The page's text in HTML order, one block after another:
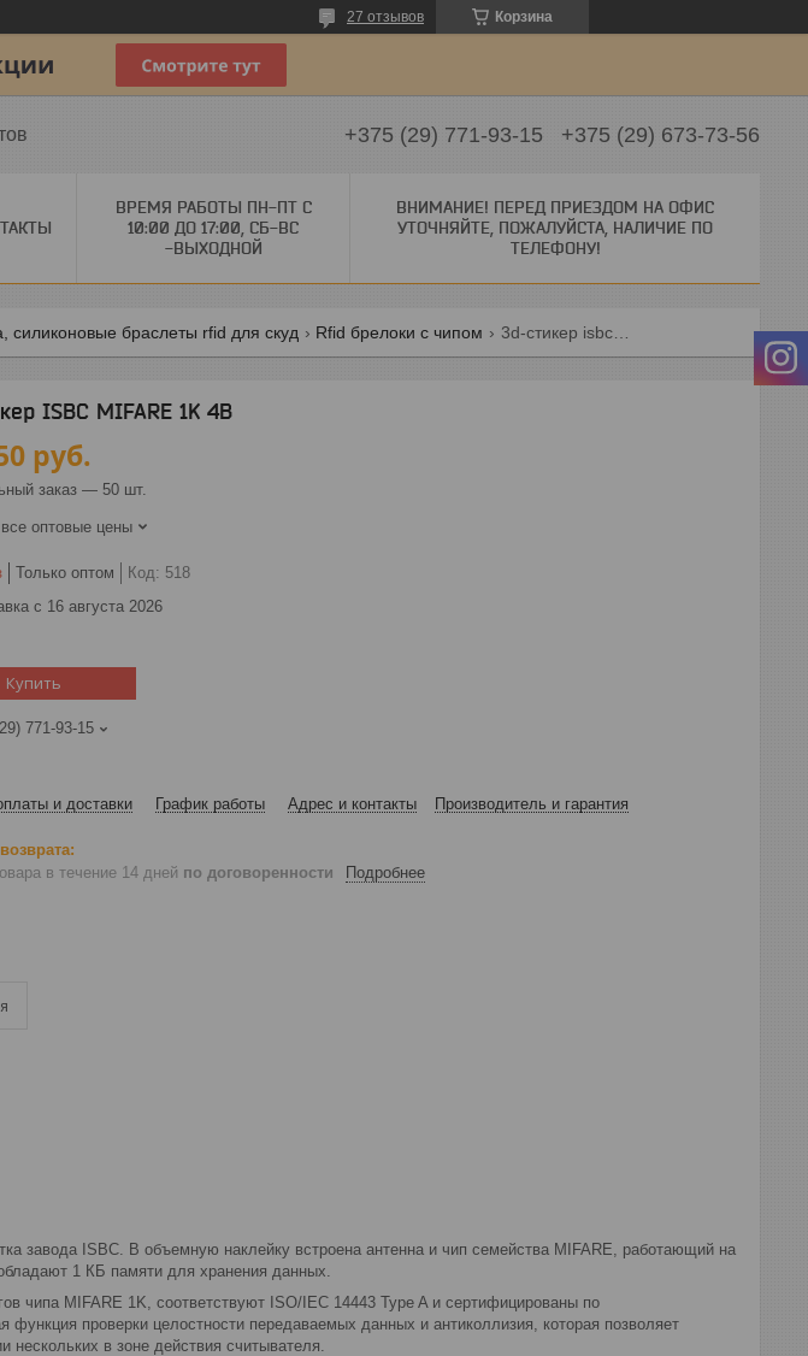
Корзина
27 отзывов
+375 (29) 771-93-15 +375 (29) 673-73-56
ВРЕМЯ РАБОТЫ ПН-ПТ С
10:00 ДО 17:00, СБ-ВС
-ВЫХОДНОЙ
ВНИМАНИЕ! ПЕРЕД ПРИЕЗДОМ НА ОФИС
УТОЧНЯЙТЕ, ПОЖАЛУЙСТА, НАЛИЧИЕ ПО
ТЕЛЕФОНУ!
силиконовые браслеты rfid для скуд Rfid брелоки с чипом 3d-стикер isbc mifare 1k 4b
ISBC MIFARE 1K 4B
руб.
заказ — 50 шт.
все оптовые цены
Только оптом Код: 518
с 16 августа 2026
Купить
771-93-15
и доставки График работы Адрес и контакты Производитель и гарантия
в течение 14 дней по договоренности Подробнее
завода ISBC. В объемную наклейку встроена антенна и чип семейства MIFARE, работающий на
1 КБ памяти для хранения данных.
чипа MIFARE 1K, соответствуют ISO/IEC 14443 Type A и сертифицированы по
функция проверки целостности передаваемых данных и антиколлизия, которая позволяет
нескольких в зоне действия считывателя.